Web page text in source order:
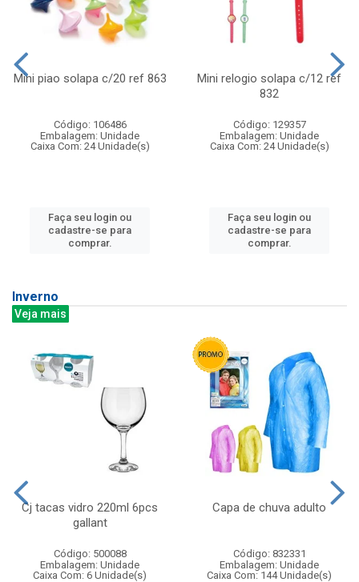
Mini piao solapa c/20 ref 863
Código: 106486
Embalagem: Unidade
Caixa Com: 24 Unidade(s)
Faça seu login ou
cadastre-se para
comprar.
Mini relogio solapa c/12 ref
832
Código: 129357
Embalagem: Unidade
Caixa Com: 24 Unidade(s)
Faça seu login ou
cadastre-se para
comprar.
Inverno
Veja mais
Cj tacas vidro 220ml 6pcs
gallant
Código: 500088
Embalagem: Unidade
Caixa Com: 6 Unidade(s)
Capa de chuva adulto
Código: 832331
Embalagem: Unidade
Caixa Com: 144 Unidade(s)